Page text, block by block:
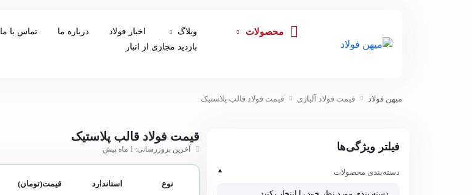
محصولات وبلاگ اخبار فولاد درباره ما
تماس با ما
بازدید مجازی از انبار
میهن فولاد قیمت فولاد آلیاژی قیمت فولاد قالب پلاستیک
فیلتر ویژگی‌ها
دسته‌بندی محصولات ▲
قیمت فولاد قالب پلاستیک
آخرین بروزرسانی: 1 ماه پیش
نوع استاندارد قیمت(تومان)